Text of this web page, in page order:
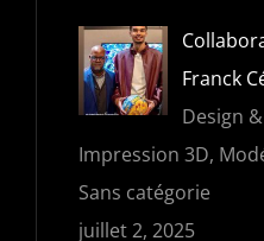
Franck
Design
Impression 3D,
Sans catégorie
juillet 2, 2025